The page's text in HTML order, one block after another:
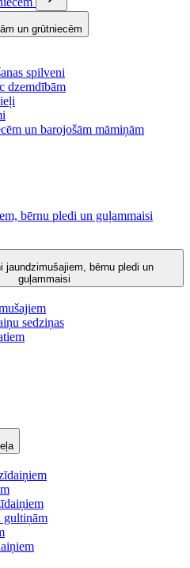
un grūtniecēm
spilveni
dzemdībām
un barojošām māmiņām
bērnu pledi un guļammaisi
jaundzimušajiem, bērnu pledi un
guļammaisi
sedziņas
gultiņām